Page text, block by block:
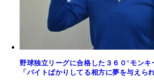
野球独立リーグに合格した３６０°モンキ
「バイトばかりしてる相方に夢を与えら